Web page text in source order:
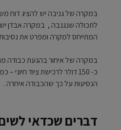
במקרה של גניבה יש להציג דוח
לתכולה שנגנבה , במקרה אבדן יש
המתייחס למקרה ומפרט את
במקרה של איחור בהגעת כבודה
כ- 150 דולר לרכישת ציוד
הנסיעות על כך שהכבודה איחרה .
דברים שכדאי